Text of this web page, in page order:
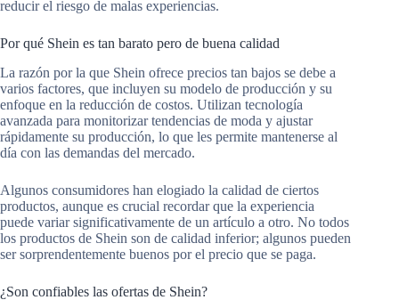
reducir el riesgo de malas experiencias.
Por qué Shein es tan barato pero de buena calidad
La razón por la que Shein ofrece precios tan bajos se debe a
varios factores, que incluyen su modelo de producción y su
enfoque en la reducción de costos. Utilizan tecnología
avanzada para monitorizar tendencias de moda y ajustar
rápidamente su producción, lo que les permite mantenerse al
día con las demandas del mercado.
Algunos consumidores han elogiado la calidad de ciertos
productos, aunque es crucial recordar que la experiencia
puede variar significativamente de un artículo a otro. No todos
los productos de Shein son de calidad inferior; algunos pueden
ser sorprendentemente buenos por el precio que se paga.
¿Son confiables las ofertas de Shein?